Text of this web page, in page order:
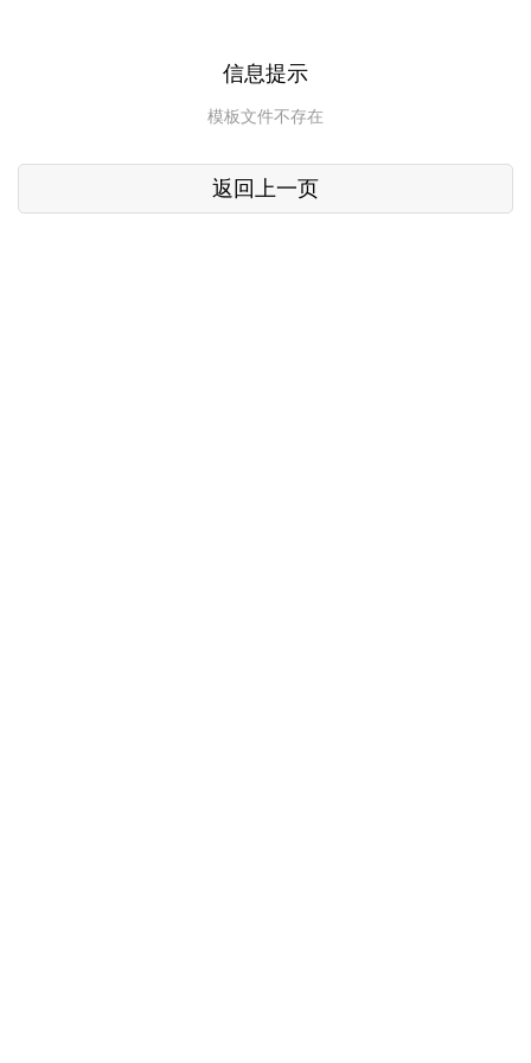
信息提示
模板文件不存在
返回上一页